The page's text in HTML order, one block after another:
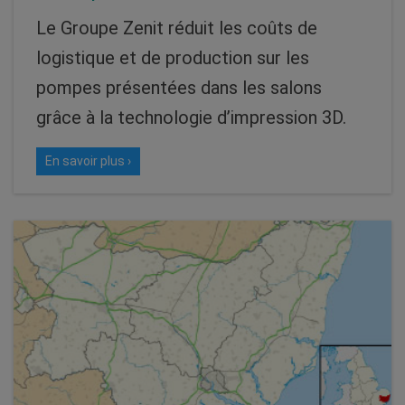
Le Groupe Zenit réduit les coûts de
logistique et de production sur les
pompes présentées dans les salons
grâce à la technologie d’impression 3D.
En savoir plus ›